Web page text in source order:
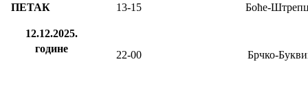
ПЕТАК
12.12.2025.
године
13-15 Боће-
22-00 Брчко-